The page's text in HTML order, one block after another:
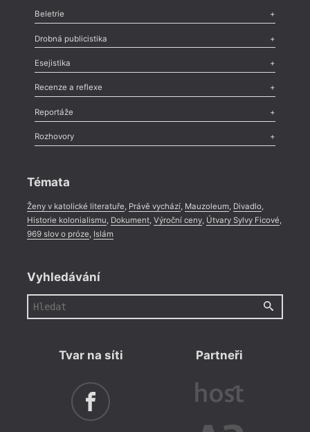
Beletrie
Poezie,Próza,Dokumenty
Drobná publicistika
Odlesk
Nekrolog,Glosa,Sloupek,Pozvánka,Literární soutěž,
Esejistika
Esej ,Pádlo,Úvaha
Recenze a reflexe
Recenze
Méně slov o próze,Celá rubrika
Reportáže
Literární zítřky
Celá rubrika
Rozhovory
Témata
Ženy v katolické literatuře, Právě vychází, Mauzoleum, Divadlo,
Historie kolonialismu, Dokument, Výroční ceny, Útvary Sylvy Ficové,
969 slov o próze, Islám
Vyhledávání
Tvar na síti Partneři